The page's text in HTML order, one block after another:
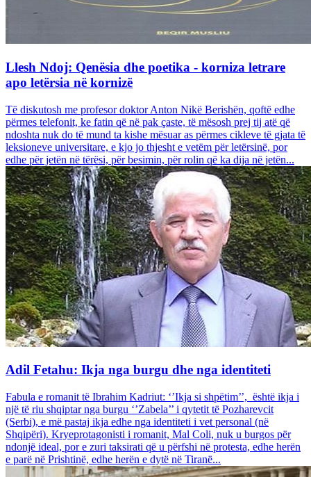
Llesh Ndoj: Qenësia dhe poetika - korniza letrare
apo letërsia në kornizë
Të diskutosh me profesor doktor Anton Nikë Berishën, qoftë edhe
përmes telefonit, ke fatin që në pak çaste, të mësosh prej tij atë që
ndoshta nuk do të mund ta kishe mësuar as përmes cikleve të gjata të
leksioneve universitare, e kjo jo thjesht e vetëm për letërsinë, por
edhe për jetën në tërësi, për besimin, për rolin që ka dija në jetën...
Adil Fetahu: Ikja nga burgu dhe nga identiteti
Fabula e romanit të Ibrahim Kadriut: ‘’Ikja si shpëtim’’, është ikja i
një të riu shqiptar nga burgu ‘’Zabela’’ i qytetit të Pozharevcit
(Serbi), e më pastaj ikja edhe nga identiteti i vet personal (në
Shqipëri). Kryeprotagonisti i romanit, Mal Coli, nuk u burgos për
ndonjë ideal, por e zuri taksirati që u përfshi në protesta, edhe herën
e parë në Prishtinë, edhe herën e dytë në Tiranë...